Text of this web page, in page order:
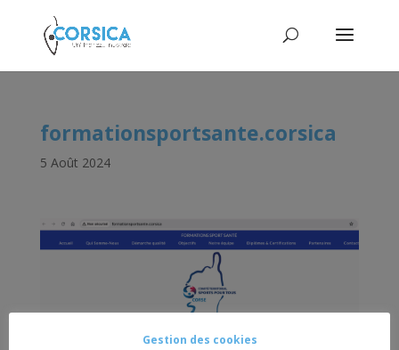
formationsportsante.corsica
5 Août 2024
Gestion des cookies